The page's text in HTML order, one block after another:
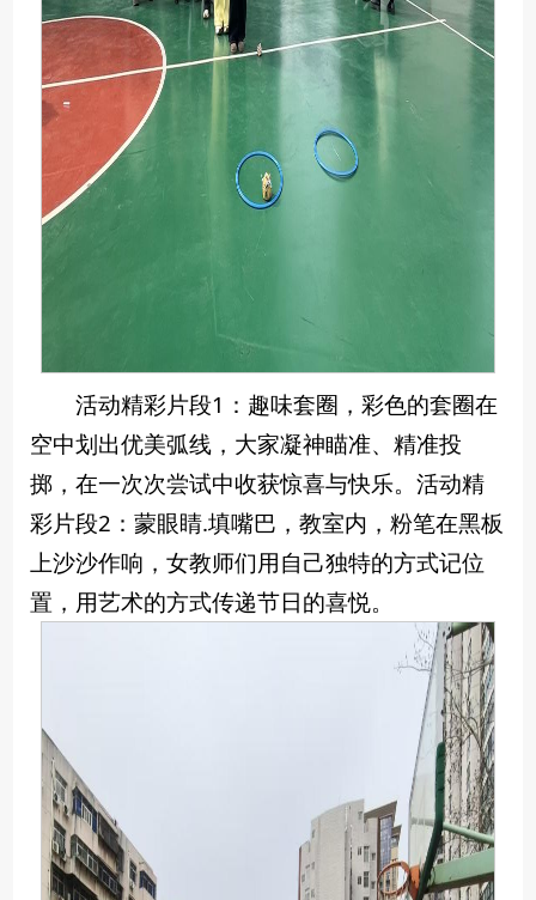
活动精彩片段1：趣味套圈，彩色的套圈在
空中划出优美弧线，大家凝神瞄准、精准投
掷，在一次次尝试中收获惊喜与快乐。活动精
彩片段2：蒙眼睛.填嘴巴，教室内，粉笔在黑板
上沙沙作响，女教师们用自己独特的方式记位
置，用艺术的方式传递节日的喜悦。